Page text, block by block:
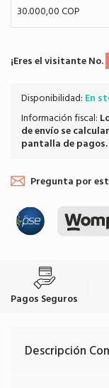
¡Eres el visitante No.
Disponibilidad: En
Información fiscal:
de envíose
pantalla de pagos.
30.000,00 COP
Pregunta por
Pagos Seguros
Descripción